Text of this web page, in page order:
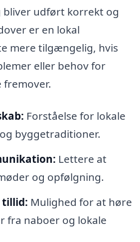
bliver udført korrekt og
er en lokal
mere tilgængelig, hvis
eller behov for
fremover.
Forståelse for lokale
byggetraditioner.
Lettere at
og opfølgning.
tillid: Mulighed for at høre
fra naboer og lokale